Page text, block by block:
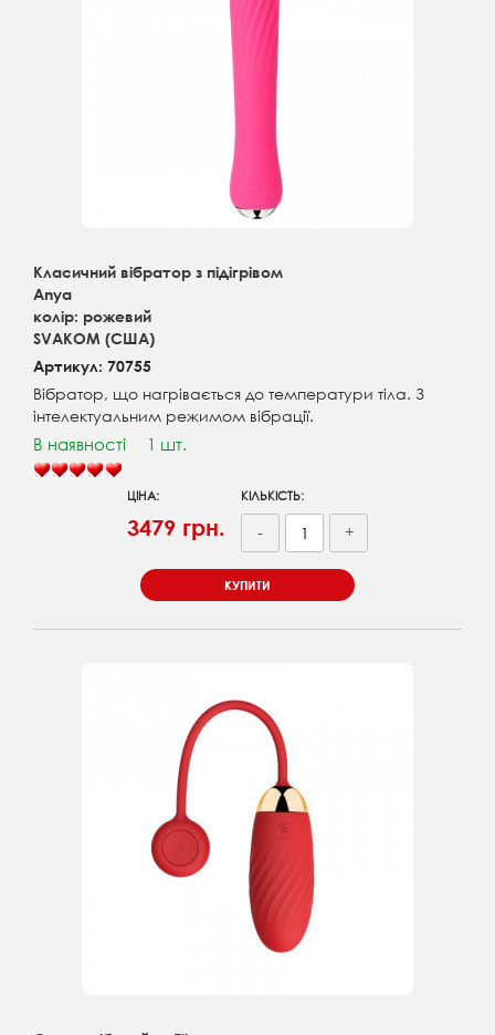
Класичний вібратор з підігрівом
Anya
колір: рожевий
SVAKOM (США)
Артикул: 70755
Вібратор, що нагрівається до температури тіла. З
інтелектуальним режимом вібрації.
В наявності 1 шт.
ЦІНА:
3479 грн.
КІЛЬКІСТЬ:
- +
КУПИТИ